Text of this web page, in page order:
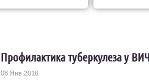
Профилактика туберкулеза у
08 Янв 2016